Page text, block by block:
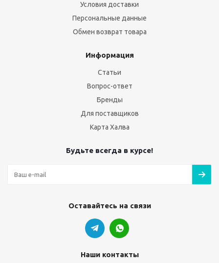
Условия доставки
Персональные данные
Обмен возврат товара
Информация
Статьи
Вопрос-ответ
Бренды
Для поставщиков
Карта Халва
Будьте всегда в курсе!
Оставайтесь на связи
Наши контакты